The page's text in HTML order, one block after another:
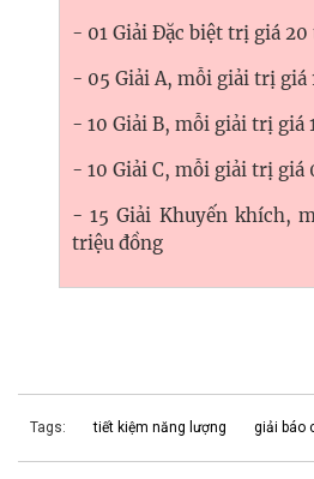
- 01 Giải Đặc biệt trị giá
- 05 Giải A, mỗi giải trị giá
- 10 Giải B, mỗi giải trị giá
- 10 Giải C, mỗi giải trị giá
- 15 Giải Khuyến khích,
triệu đồng
Tags: tiết kiệm năng lượng giải báo